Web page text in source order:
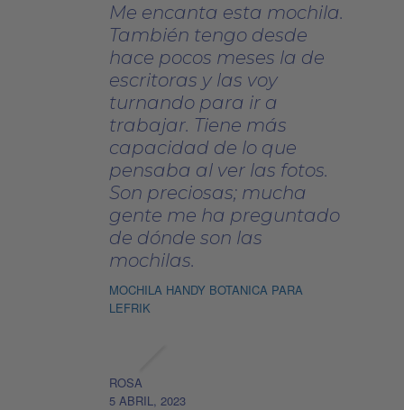
de
producto
Me encanta esta mochila.
También tengo desde
hace pocos meses la de
escritoras y las voy
turnando para ir a
trabajar. Tiene más
capacidad de lo que
pensaba al ver las fotos.
Son preciosas; mucha
gente me ha preguntado
de dónde son las
mochilas.
MOCHILA HANDY BOTANICA PARA
LEFRIK
ROSA
5 ABRIL, 2023